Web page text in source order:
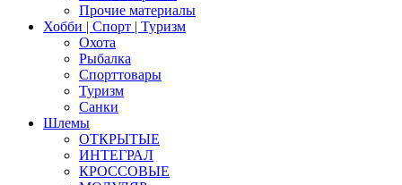
Прочие материалы
Хобби | Cпорт | Туризм
Охота
Рыбалка
Спорттовары
Туризм
Санки
Шлемы
ОТКРЫТЫЕ
ИНТЕГРАЛ
КРОССОВЫЕ